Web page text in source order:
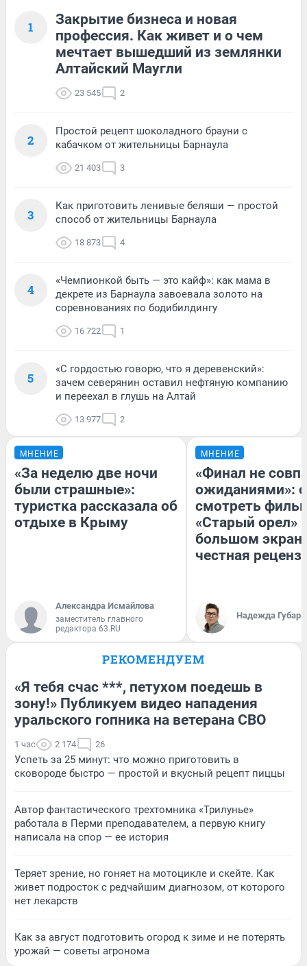
1
Закрытие бизнеса и новая
профессия. Как живет и о чем
мечтает вышедший из землянки
Алтайский Маугли
23 545 2
2
Простой рецепт шоколадного брауни с
кабачком от жительницы Барнаула
21 403 3
3
Как приготовить ленивые беляши — простой
способ от жительницы Барнаула
18 873 4
4
«Чемпионкой быть — это кайф»: как мама в
декрете из Барнаула завоевала золото на
соревнованиях по бодибилдингу
16 722 1
5
«С гордостью говорю, что я деревенский»:
зачем северянин оставил нефтяную компанию
и переехал в глушь на Алтай
13 977 2
МНЕНИЕ
«За неделю две ночи
были страшные»:
туристка рассказала об
отдыхе в Крыму
Александра Исмайлова
заместитель главного
редактора 63.RU
МНЕНИЕ
«Финал не
ожиданиями»:
смотреть
«Старый орел»
большом
честная
Надежда Губарь
РЕКОМЕНДУЕМ
«Я тебя счас ***, петухом поедешь в
зону!» Публикуем видео нападения
уральского гопника на ветерана СВО
1 час 2 174 26
Успеть за 25 минут: что можно приготовить в
сковороде быстро — простой и вкусный рецепт пиццы
Автор фантастического трехтомника «Трилунье»
работала в Перми преподавателем, а первую книгу
написала на спор — ее история
Теряет зрение, но гоняет на мотоцикле и скейте. Как
живет подросток с редчайшим диагнозом, от которого
нет лекарств
Как за август подготовить огород к зиме и не потерять
урожай — советы агронома